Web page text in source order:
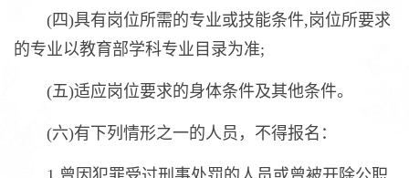
(四)具有岗位所需的专业或技能条件,岗位所要求
的专业以教育部学科专业目录为准;
(五)适应岗位要求的身体条件及其他条件。
(六)有下列情形之一的人员，不得报名：